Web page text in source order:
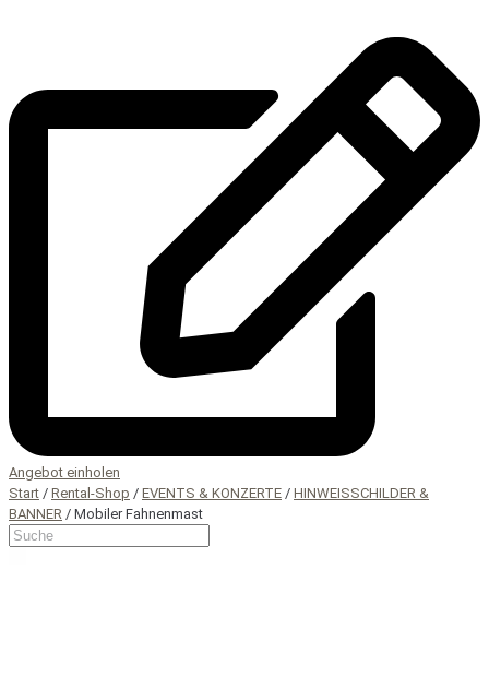
Angebot einholen
Start / Rental-Shop / EVENTS & KONZERTE / HINWEISSCHILDER &
BANNER / Mobiler Fahnenmast
Suche